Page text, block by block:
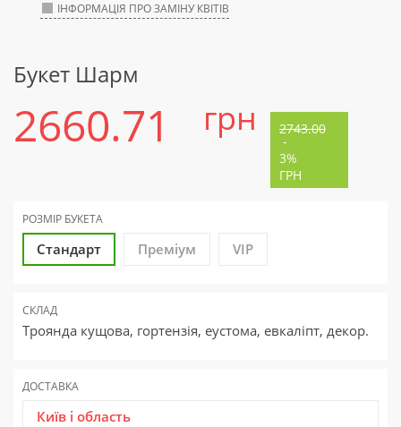
ІНФОРМАЦІЯ ПРО ЗАМІНУ КВІТІВ
Букет Шарм
2660.71 грн 2743.00
-
3%
ГРН
РОЗМІР БУКЕТА
Стандарт Преміум VIP
СКЛАД
Троянда кущова, гортензія, еустома, евкаліпт, декор.
ДОСТАВКА
Київ і область